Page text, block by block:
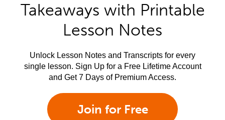
Takeaways with Printable
Lesson Notes
Unlock Lesson Notes and Transcripts for every
single lesson. Sign Up for a Free Lifetime Account
and Get 7 Days of Premium Access.
Join for Free